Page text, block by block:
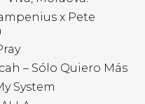
x Pete
– Sólo Quiero Más
System